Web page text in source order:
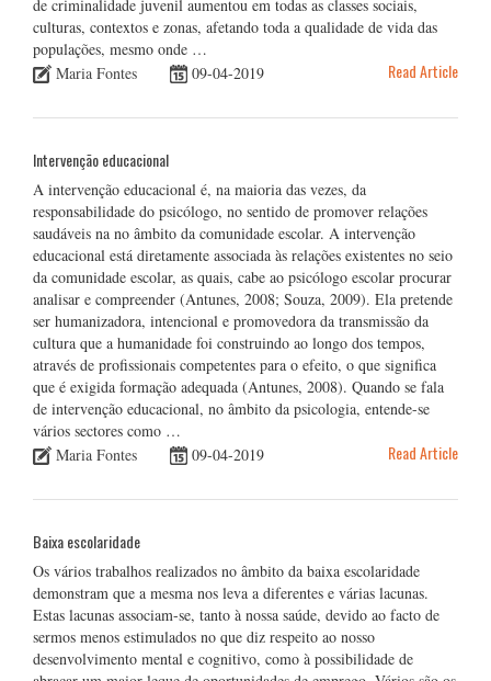
de criminalidade juvenil aumentou em todas as classes sociais,
culturas, contextos e zonas, afetando toda a qualidade de vida das
populações, mesmo onde …
Maria Fontes
09-04-2019 Read Article
Intervenção educacional
A intervenção educacional é, na maioria das vezes, da
responsabilidade do psicólogo, no sentido de promover relações
saudáveis na no âmbito da comunidade escolar. A intervenção
educacional está diretamente associada às relações existentes no seio
da comunidade escolar, as quais, cabe ao psicólogo escolar procurar
analisar e compreender (Antunes, 2008; Souza, 2009). Ela pretende
ser humanizadora, intencional e promovedora da transmissão da
cultura que a humanidade foi construindo ao longo dos tempos,
através de profissionais competentes para o efeito, o que significa
que é exigida formação adequada (Antunes, 2008). Quando se fala
de intervenção educacional, no âmbito da psicologia, entende-se
vários sectores como …
Maria Fontes
09-04-2019 Read Article
Baixa escolaridade
Os vários trabalhos realizados no âmbito da baixa escolaridade
demonstram que a mesma nos leva a diferentes e várias lacunas.
Estas lacunas associam-se, tanto à nossa saúde, devido ao facto de
sermos menos estimulados no que diz respeito ao nosso
desenvolvimento mental e cognitivo, como à possibilidade de